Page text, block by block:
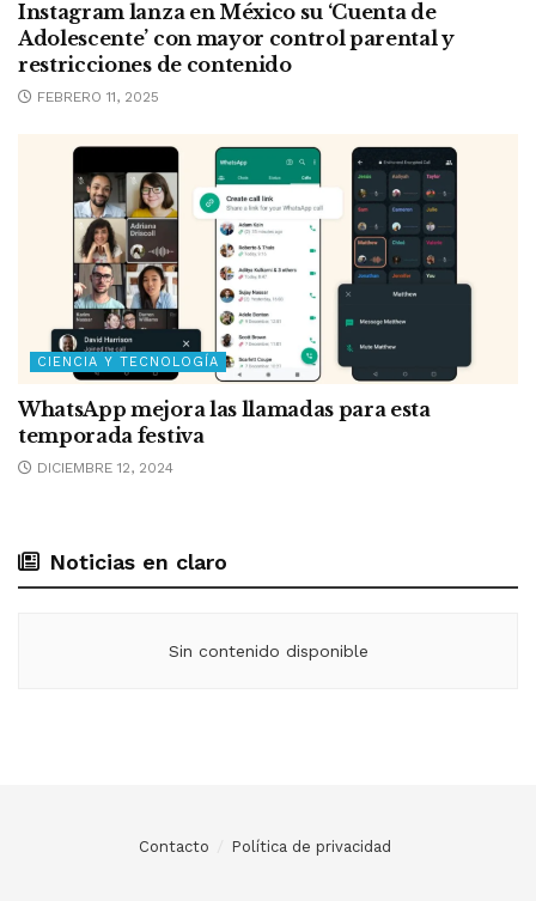
Instagram lanza en México su ‘Cuenta de
Adolescente’ con mayor control parental y
restricciones de contenido
FEBRERO 11, 2025
CIENCIA Y TECNOLOGÍA
WhatsApp mejora las llamadas para esta
temporada festiva
DICIEMBRE 12, 2024
Noticias en claro
Sin contenido disponible
Contacto Política de privacidad